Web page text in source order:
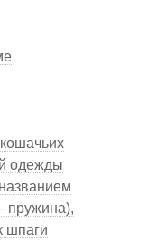
одежды
пружина),
шпаги